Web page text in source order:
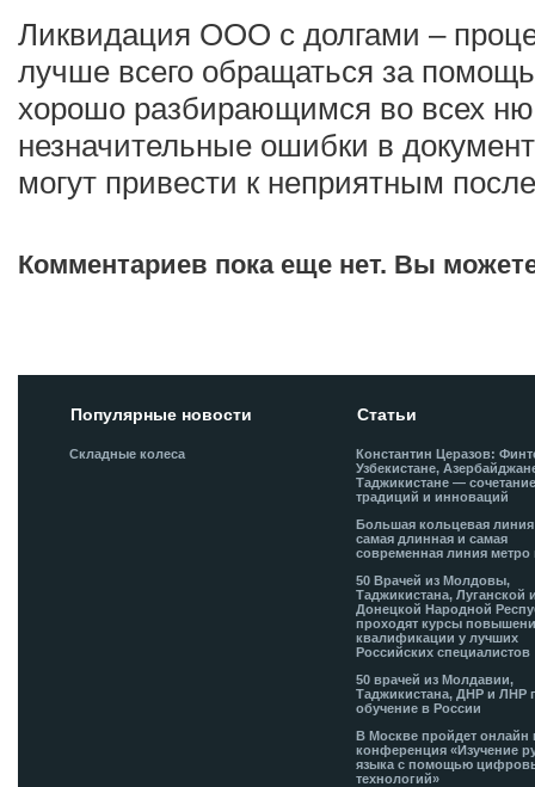
Ликвидация ООО с долгами –
лучше всего обращаться за
хорошо разбирающимся во всех
незначительные ошибки в
могут привести к неприятным
Комментариев пока еще нет. Вы
Популярные новости
Складные колеса
Статьи
Константин Церазов:
Узбекистане,
Таджикистане —
традиций и инноваций
Большая кольцевая
самая длинная и самая
современная линия метро
50 Врачей из Молдовы,
Таджикистана, Луганской
Донецкой Народной
проходят курсы
квалификации у лучших
Российских специалистов
50 врачей из Молдавии,
Таджикистана, ДНР и ЛНР
обучение в России
В Москве пройдет онлайн
конференция «Изучение
языка с помощью
технологий»